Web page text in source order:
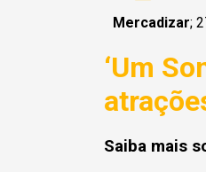
Mercadizar;
‘Um
Saiba mais